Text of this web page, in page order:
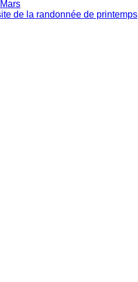
de la randonnée de printemps